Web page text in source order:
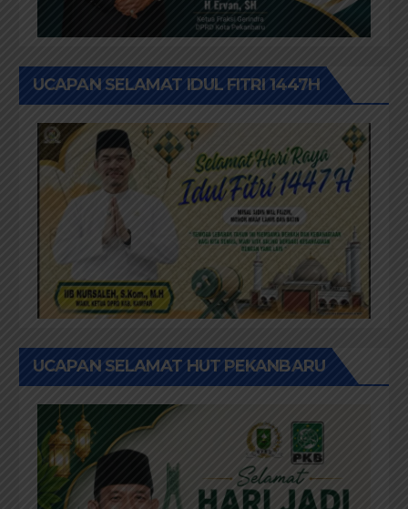
UCAPAN SELAMAT IDUL FITRI 1447H
UCAPAN SELAMAT HUT PEKANBARU